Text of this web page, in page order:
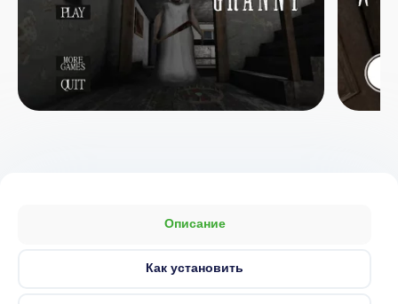
Описание
Как установить